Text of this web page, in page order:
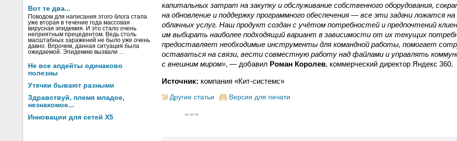
Вот те два...
Поводом для написания этого блога стала
уже вторая в течение года массовая
вирусная эпидемия. И это стало очень
неприятным прецедентом. Ведь столь
масштабных заражений не было уже очень
давно. Впрочем, данная ситуация была
ожидаемой. Эпидемию вызвали …
Не все апдейты одинаково
полезны
Утечки бывают разными
Здравствуй, племя младое,
незнакомое...
Инновации для сетей X5
капитальных затрат на закупку и обслуживание собственного оборудования,
на обновление и поддержку программного обеспечения — все эти задачи ложатся
облачных услуг. Наш продукт создан с учётом потребностей и предпочтений
им выбирать наиболее подходящий вариант в зависимости от их текущих
предоставляет необходимые инструменты для командной работы, помогает
оставаться на связи, вести совместную работу над файлами и управлять
с внешним миром», — добавил Роман Королев, коммерческий директор Яндекс 360.
Источник: компания «Кит-системс»
Другие статьи Версия для печати